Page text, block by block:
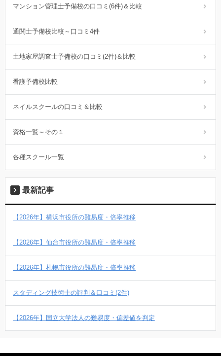
マンション管理士予備校の口コミ(6件)＆比較
通関士予備校比較～口コミ4件
土地家屋調査士予備校の口コミ(2件)＆比較
看護予備校比較
ネイルスクールの口コミ＆比較
資格一覧～その１
各種スクール一覧
最新記事
【2026年】横浜市役所の難易度・倍率推移
【2026年】仙台市役所の難易度・倍率推移
【2026年】札幌市役所の難易度・倍率推移
スタディング技術士の評判＆口コミ(2件)
【2026年】国立大学法人の難易度・偏差値を判定